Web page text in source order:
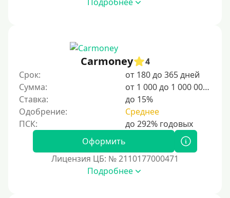
Carmoney
4
Срок:
от 180 до 365 дней
Сумма:
от 1 000 до 1 000 000 ₽
Ставка:
до 15%
Одобрение:
Среднее
Оформить
Лицензия ЦБ: № 2110177000471
Подробнее